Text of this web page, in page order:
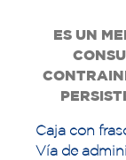
ES UN
Caja con
Vía de